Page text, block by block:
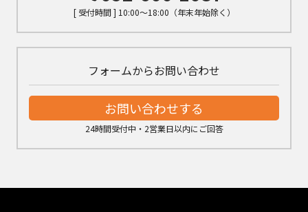
[ 受付時間 ] 10:00～18:00（年末年始除く）
フォームからお問い合わせ
お問い合わせする
24時間受付中・2営業日以内にご回答